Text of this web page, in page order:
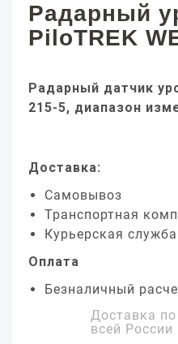
Радарный
PiloTREK
Радарный датчик
215-5, диапазон
Доставка:
Самовывоз
Транспортная
Курьерская служба
Оплата
Безналичный
Доставка по
всей России